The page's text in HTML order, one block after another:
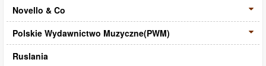
Novello & Co
Polskie Wydawnictwo Muzyczne(PWM)
Ruslania